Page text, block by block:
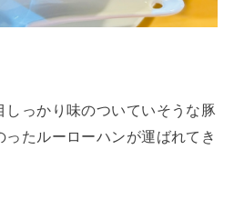
しっかり味のついていそうな豚
たルーローハンが運ばれてき